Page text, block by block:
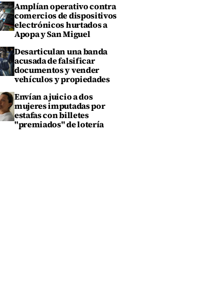
Amplían operativo contra
comercios de dispositivos
electrónicos hurtados a
Apopa y San Miguel
Desarticulan una banda
acusada de falsificar
documentos y vender
vehículos y propiedades
Envían a juicio a dos
mujeres imputadas por
estafas con billetes
"premiados" de lotería